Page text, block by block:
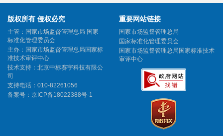
版权所有 侵权必究
主管：国家市场监督管理总局 国家
标准化管理委员会
主办：国家市场监督管理总局国家标
准技术审评中心
技术支持：北京中标赛宇科技有限公
司
支持电话：010-82261056
备案号： 京ICP备18022388号-1
重要网站链接
国家市场监督管理总局
国家标准化管理委员会
国家市场监督管理总局国家标准技术
审评中心